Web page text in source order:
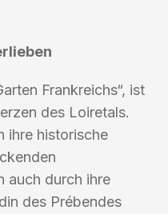
Frankreichs“, ist
des Loiretals.
ihre historische
auch durch ihre
des Prébendes